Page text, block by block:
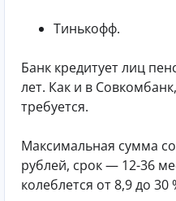
Тинькофф.
Банк кредитует лиц
лет. Как и в
требуется.
Максимальная сумма
рублей, срок — 12-36
колеблется от 8,9 до 30